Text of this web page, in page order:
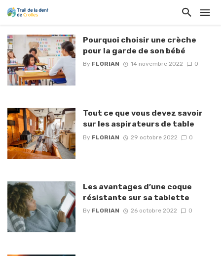
Pourquoi choisir une crèche
pour la garde de son bébé
By FLORIAN 14 novembre 2022 0
Tout ce que vous devez savoir
sur les aspirateurs de table
By FLORIAN 29 octobre 2022 0
Les avantages d’une coque
résistante sur sa tablette
By FLORIAN 26 octobre 2022 0